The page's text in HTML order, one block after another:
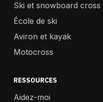
Ski et snowboard cross
École de ski
Aviron et kayak
Motocross
RESSOURCES
Aidez-moi